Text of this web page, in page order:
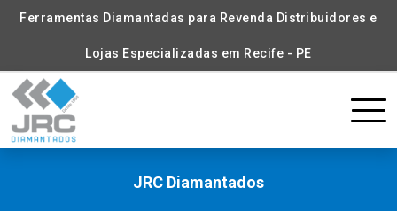
Ferramentas Diamantadas para Revenda Distribuidores e
Lojas Especializadas em Recife - PE
JRC Diamantados